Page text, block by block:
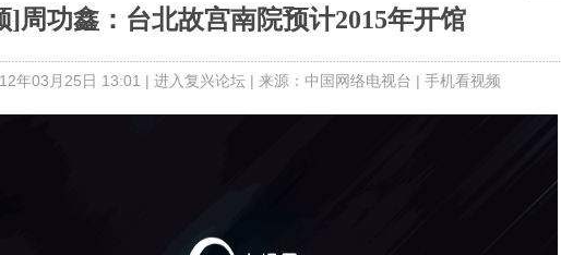
]周功鑫：台北故宫南院预计2015年开馆
年03月25日 13:01 | 进入复兴论坛 | 来源：中国网络电视台 | 手机看视频